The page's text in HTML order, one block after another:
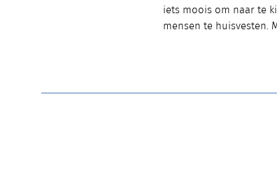
iets moois om naar te
mensen te huisvesten.